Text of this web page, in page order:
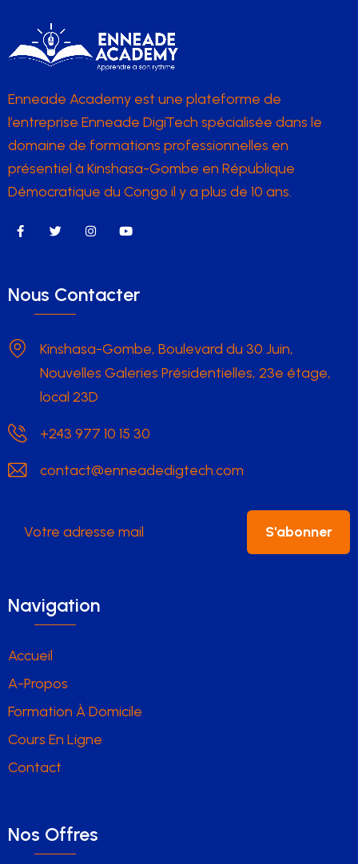
Enneade Academy est une plateforme de
l’entreprise Enneade DigiTech spécialisée dans le
domaine de formations professionnelles en
présentiel à Kinshasa-Gombe en République
Démocratique du Congo il y a plus de 10 ans.
Nous Contacter
Kinshasa-Gombe, Boulevard du 30 Juin,
Nouvelles Galeries Présidentielles, 23e étage,
local 23D
+243 977 10 15 30
contact@enneadedigtech.com
S'abonner
Navigation
Accueil
A-Propos
Formation À Domicile
Cours En Ligne
Contact
Nos Offres